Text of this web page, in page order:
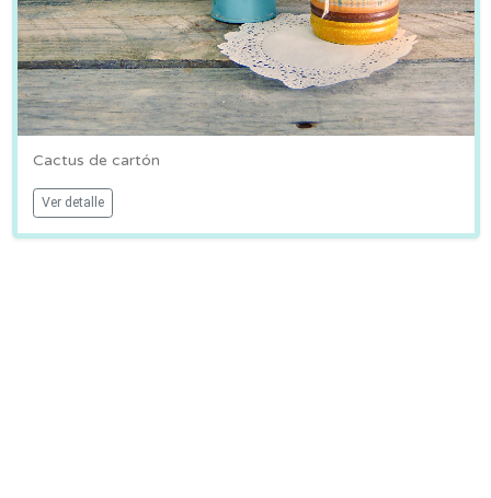
Cactus de cartón
Ver detalle